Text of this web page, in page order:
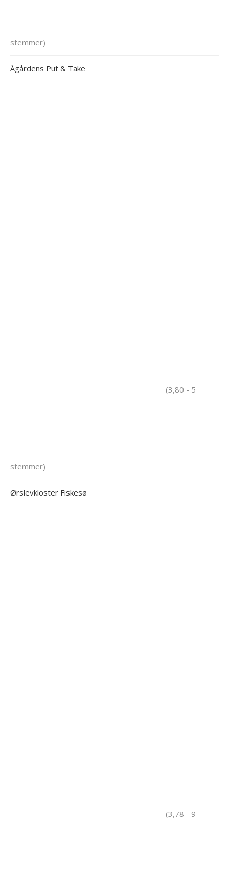
stemmer)
Ågårdens Put & Take
(3,80 - 5
stemmer)
Ørslevkloster Fiskesø
(3,78 - 9